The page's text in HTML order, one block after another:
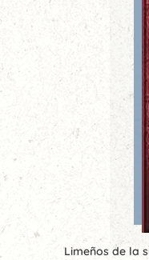
Limeños de la